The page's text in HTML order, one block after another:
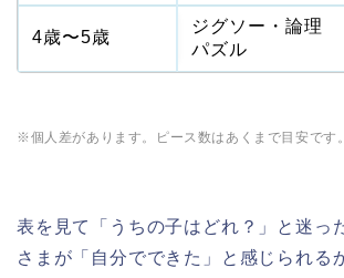
4歳〜5歳
ジグソー・論理
パズル
※個人差があります。ピース数はあくまで目安です。
表を見て「うちの子はどれ？」と迷っ
さまが「自分でできた」と感じられる